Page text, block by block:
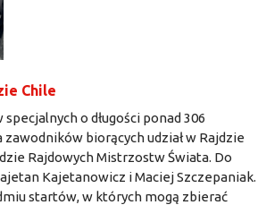
Chile
o długości ponad 306
biorących udział w Rajdzie
Rajdowych Mistrzostw Świata. Do
Kajetanowicz i Maciej Szczepaniak.
startów, w których mogą zbierać